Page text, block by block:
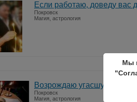
Если работаю, доведу вас
Покровск
Магия, астрология
Возрождаю угасшую
Покровск
Магия, астрология
Мы